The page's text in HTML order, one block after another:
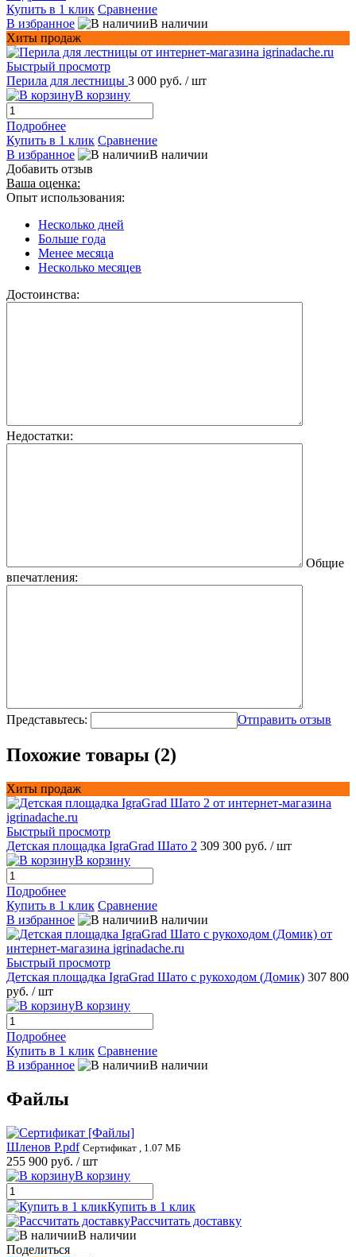
Купить в 1 клик Сравнение
В избранное
В наличии
Хиты продаж
Быстрый просмотр
Перила для лестницы 3 000 руб. / шт
В корзину
Подробнее
Купить в 1 клик Сравнение
В избранное
В наличии
Добавить отзыв
Ваша оценка:
Опыт использования:
Несколько дней
Больше года
Менее месяца
Несколько месяцев
Достоинства:
Недостатки:
Общие
впечатления:
Представьтесь: Отправить отзыв
Похожие товары (2)
Хиты продаж
Быстрый просмотр
Детская площадка IgraGrad Шато 2 309 300 руб. / шт
В корзину
Подробнее
Купить в 1 клик Сравнение
В избранное
В наличии
Быстрый просмотр
Детская площадка IgraGrad Шато с рукоходом (Домик) 307 800
руб. / шт
В корзину
Подробнее
Купить в 1 клик Сравнение
В избранное
В наличии
Файлы
Шленов Р.pdf Сертификат , 1.07 МБ
255 900 руб. / шт
В корзину
Купить в 1 клик
Рассчитать доставку
В наличии
Поделиться